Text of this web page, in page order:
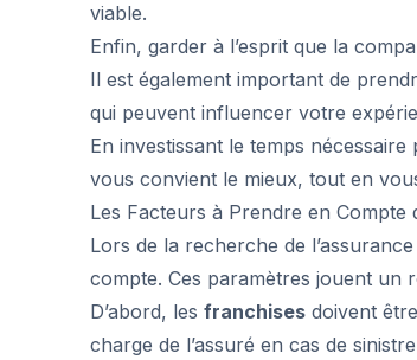
viable.
Enfin, garder à l’esprit que la
Il est également important de
qui peuvent influencer votre
En investissant le temps
vous convient le mieux, tout en
Les Facteurs à Prendre en Compte
Lors de la recherche de
compte. Ces paramètres jouent un
D’abord, les franchises doivent
charge de l’assuré en cas de